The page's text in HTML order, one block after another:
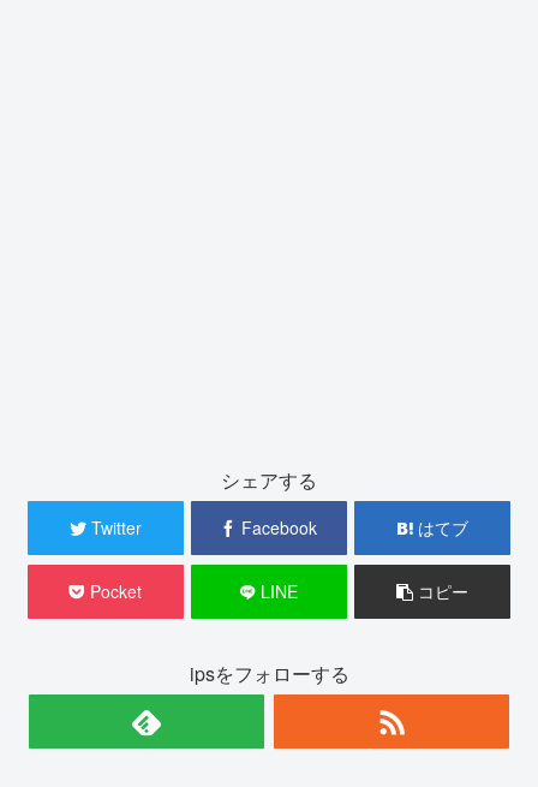
シェアする
Twitter Facebook はてブ
Pocket LINE コピー
ipsをフォローする